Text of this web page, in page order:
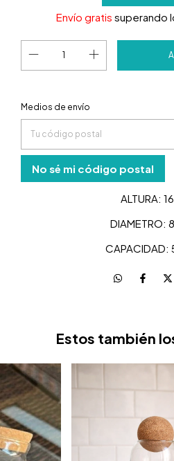
Envío gratis superando
Entregas para el CP:
Medios de envío
No sé mi código postal
ALTURA:
DIAMETRO:
CAPACIDAD:
Estos también